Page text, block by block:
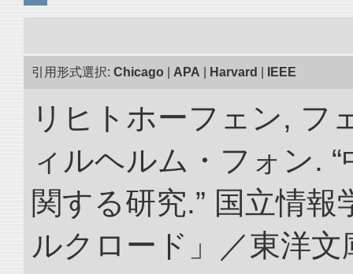
引用形式選択: Chicago APA Harvard IEEE
リヒトホーフェン, フ
ィルヘルム・フォン.
関する研究.” 国立情
ルクロード」／東洋